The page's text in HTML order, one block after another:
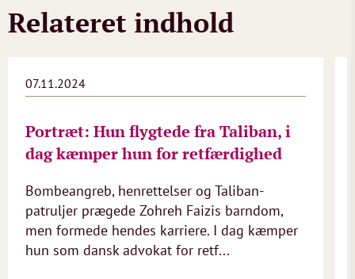
Relateret indhold
07.11.2024
Portræt: Hun flygtede fra Taliban, i
dag kæmper hun for retfærdighed
Bombeangreb, henrettelser og Taliban-
patruljer prægede Zohreh Faizis barndom,
men formede hendes karriere. I dag kæmper
hun som dansk advokat for retf...